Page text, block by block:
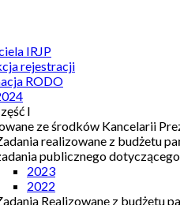
IRJP
rejestracji
RODO
I
ze środków Kancelarii
realizowane z budżetu
publicznego
2023
2022
Realizowane z budżetu